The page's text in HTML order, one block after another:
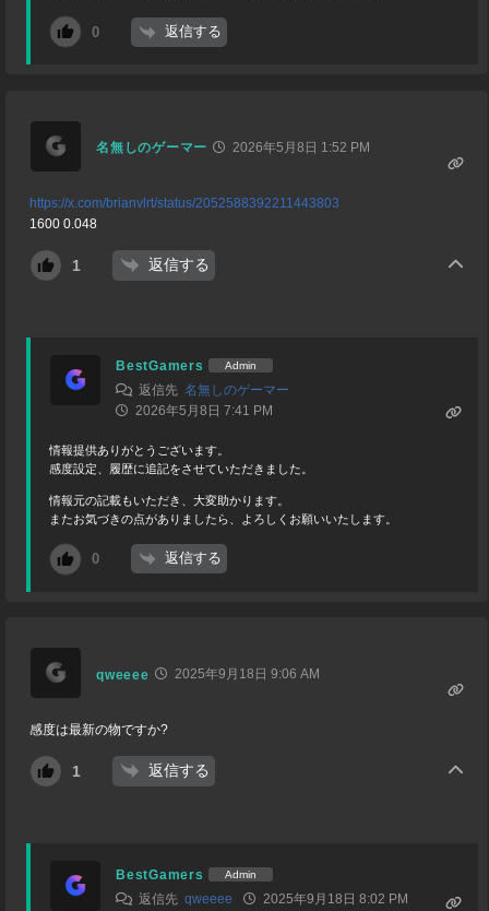
0 返信する
名無しのゲーマー 2026年5月8日 1:52 PM
https://x.com/brianvlrt/status/2052588392211443803
1600 0.048
1 返信する
BestGamers Admin
返信先名無しのゲーマー
2026年5月8日 7:41 PM
情報提供ありがとうございます。
感度設定、履歴に追記をさせていただきました。
情報元の記載もいただき、大変助かります。
またお気づきの点がありましたら、よろしくお願いいたします。
0 返信する
qweeee 2025年9月18日 9:06 AM
感度は最新の物ですか?
1 返信する
BestGamers Admin
返信先qweeee 2025年9月18日 8:02 PM